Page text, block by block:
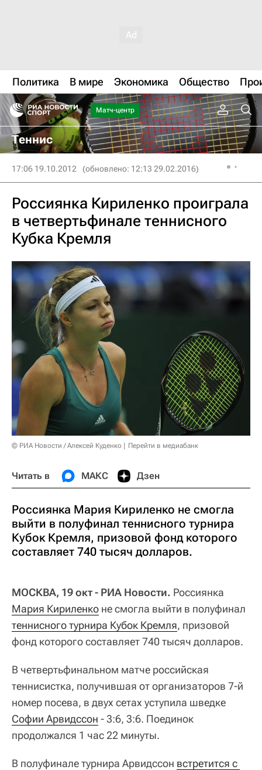
Политика В мире Экономика Общество
Матч-центр
Теннис
17:06 19.10.2012 (обновлено: 12:13 29.02.2016)
Россиянка Кириленко проиграла
в четвертьфинале теннисного
Кубка Кремля
© РИА Новости / Алексей Куденко Перейти в медиабанк
Читать в МАКС Дзен
Россиянка Мария Кириленко не смогла
выйти в полуфинал теннисного турнира
Кубок Кремля, призовой фонд которого
составляет 740 тысяч долларов.
МОСКВА, 19 окт - РИА Новости. Россиянка
Мария Кириленко не смогла выйти в полуфинал
теннисного турнира Кубок Кремля, призовой
фонд которого составляет 740 тысяч долларов.
В четвертьфинальном матче российская
теннисистка, получившая от организаторов 7-й
номер посева, в двух сетах уступила шведке
Софии Арвидссон - 3:6, 3:6. Поединок
продолжался 1 час 22 минуты.
В полуфинале турнира Арвидссон встретится с